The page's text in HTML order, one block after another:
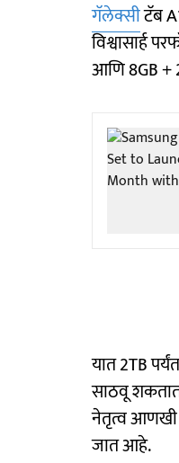
गॅलेक्सीटॅब
विश्वासार्ह
आणि 8GB +
यात 2TB
साठवू
नेतृत्व आणखी
जात आहे.